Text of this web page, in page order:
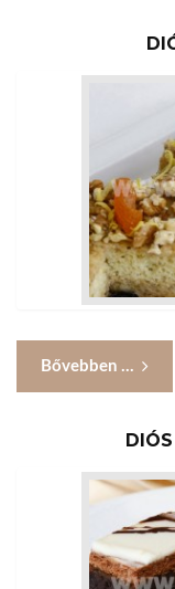
Bővebben ...